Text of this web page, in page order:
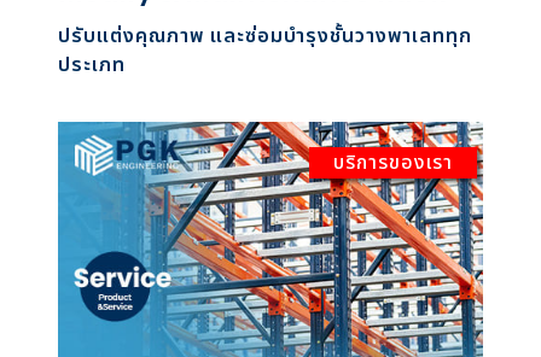
ปรับแต่งคุณภาพ และซ่อมบำรุงชั้นวางพาเลททุก
ประเภท
บริการของเรา